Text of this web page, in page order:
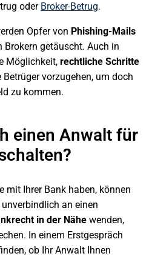
oder Broker-Betrug.
Opfer von Phishing-Mails
getäuscht. Auch in
Möglichkeit, rechtliche Schritte
vorzugehen, um doch
zu kommen.
einen Anwalt für
mit Ihrer Bank haben, können
an einen
in der Nähe wenden,
In einem Erstgespräch
ob Ihr Anwalt Ihnen